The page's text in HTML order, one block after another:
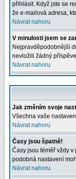
přihlásit. Když jste se
že e-mailová adresa,
Návrat nahoru
V minulosti jsem se
Nejpravděpodobnější
nevložili žádný
Návrat nahoru
Jak změním svoje
Všechna vaše
Návrat nahoru
Časy jsou špatně!
Časy jsou téměř vždy
podobná nastavení
Návrat nahoru